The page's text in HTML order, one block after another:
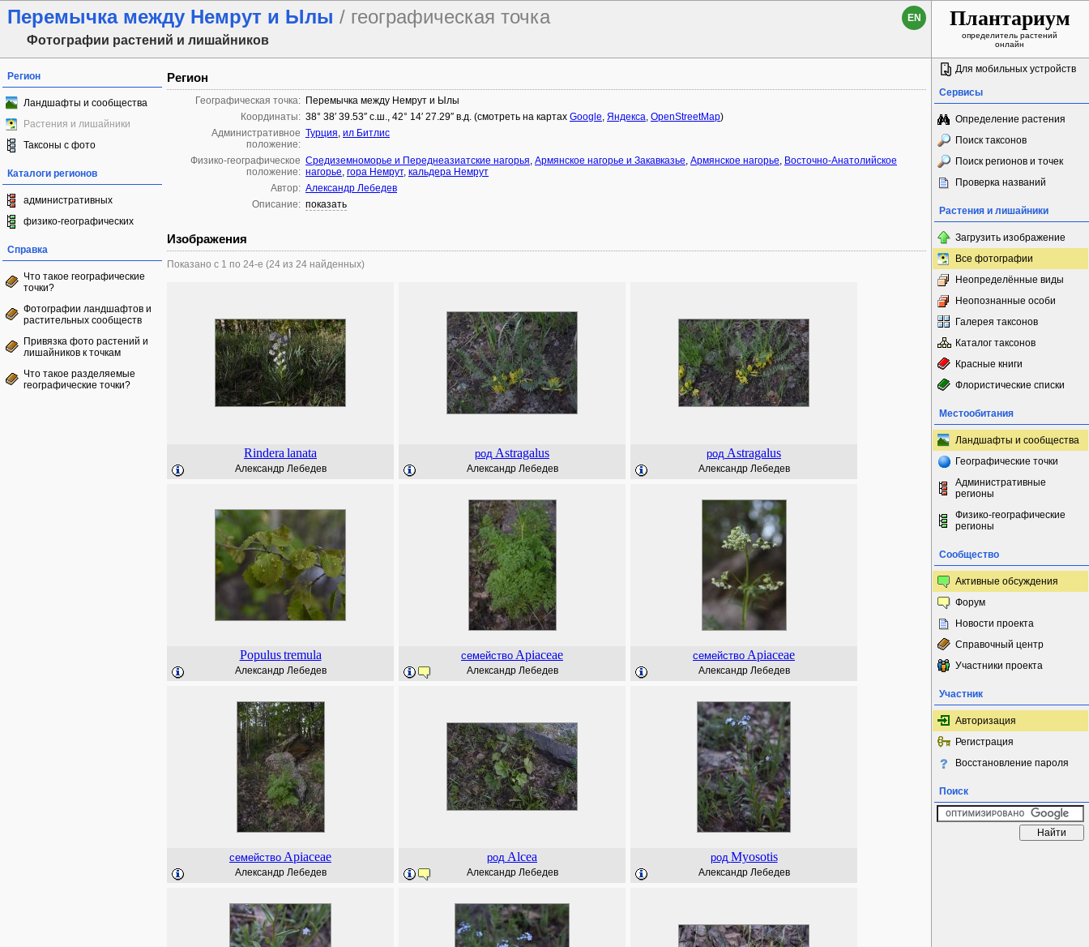
Перемычка между Немрут и Ылы / географическая точка
Фотографии растений и лишайников
EN Плантариум
определитель растений
онлайн
Регион
Ландшафты и сообщества
Растения и лишайники
Таксоны с фото
Каталоги регионов
административных
физико-географических
Справка
Что такое географические
точки?
Фотографии ландшафтов и
растительных сообществ
Привязка фото растений и
лишайников к точкам
Что такое разделяемые
географические точки?
Регион
Географическая точка: Перемычка между Немрут и Ылы
Координаты: 38° 38′ 39.53″ с.ш., 42° 14′ 27.29″ в.д. (смотреть на картах Google, Яндекса, OpenStreetMap)
Административное
положение:
Турция, ил Битлис
Физико-географическое
положение:
Средиземноморье и Переднеазиатские нагорья, Армянское нагорье и Закавказье, Армянское нагорье, Восточно-Анатолийское
нагорье, гора Немрут, кальдера Немрут
Автор: Александр Лебедев
Описание: показать
Изображения
Показано с 1 по 24-е (24 из 24 найденных)
Rindera lanata
Александр Лебедев
род Astragalus
Александр Лебедев
род Astragalus
Александр Лебедев
Populus tremula
Александр Лебедев
семейство Apiaceae
Александр Лебедев
семейство Apiaceae
Александр Лебедев
семейство Apiaceae
Александр Лебедев
род Alcea
Александр Лебедев
род Myosotis
Александр Лебедев
Для мобильных устройств
Сервисы
Определение растения
Поиск таксонов
Поиск регионов и точек
Проверка названий
Растения и лишайники
Загрузить изображение
Все фотографии
Неопределённые виды
Неопознанные особи
Галерея таксонов
Каталог таксонов
Красные книги
Флористические списки
Местообитания
Ландшафты и сообщества
Географические точки
Административные
регионы
Физико-географические
регионы
Сообщество
Активные обсуждения
Форум
Новости проекта
Справочный центр
Участники проекта
Участник
Авторизация
Регистрация
Восстановление пароля
Поиск